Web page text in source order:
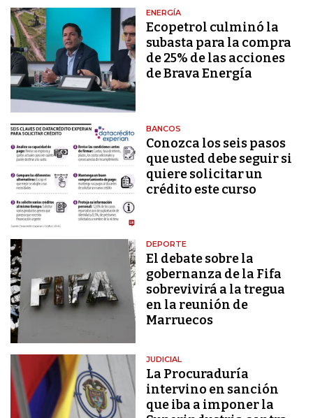
ENERGÍA
Ecopetrol culminó la
subasta para la compra
de 25% de las acciones
de Brava Energía
BANCOS
Conozca los seis pasos
que usted debe seguir si
quiere solicitar un
crédito este curso
DEPORTE
El debate sobre la
gobernanza de la Fifa
sobrevivirá a la tregua
en la reunión de
Marruecos
JUDICIAL
La Procuraduría
intervino en sanción
que iba a imponer la